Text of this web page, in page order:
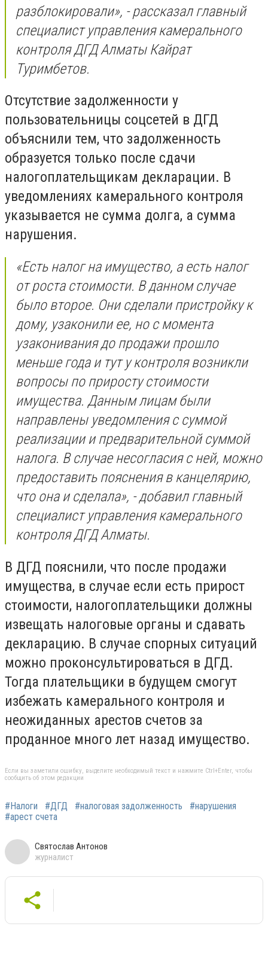
разблокировали», - рассказал главный
специалист управления камерального
контроля ДГД Алматы Кайрат
Туримбетов.
Отсутствие задолженности у
пользовательницы соцсетей в ДГД
объяснили тем, что задолженность
образуется только после сдачи
налогоплательщикам декларации. В
уведомлениях камерального контроля
указывается не сумма долга, а сумма
нарушения.
«Есть налог на имущество, а есть налог
от роста стоимости. В данном случае
было второе. Они сделали пристройку к
дому, узаконили ее, но с момента
узаконивания до продажи прошло
меньше года и тут у контроля возникли
вопросы по приросту стоимости
имущества. Данным лицам были
направлены уведомления с суммой
реализации и предварительной суммой
налога. В случае несогласия с ней, можно
предоставить пояснения в канцелярию,
что она и сделала», - добавил главный
специалист управления камерального
контроля ДГД Алматы.
В ДГД пояснили, что после продажи
имущества, в случае если есть прирост
стоимости, налогоплательщики должны
извещать налоговые органы и сдавать
декларацию. В случае спорных ситуаций
можно проконсультироваться в ДГД.
Тогда плательщики в будущем смогут
избежать камерального контроля и
неожиданных арестов счетов за
проданное много лет назад имущество.
Если вы заметили ошибку, выделите необходимый текст и нажмите Ctrl+Enter, чтобы
сообщить об этом редакции
#Налоги #ДГД #налоговая задолженность
#нарушения
#арест счета
Святослав Антонов
журналист